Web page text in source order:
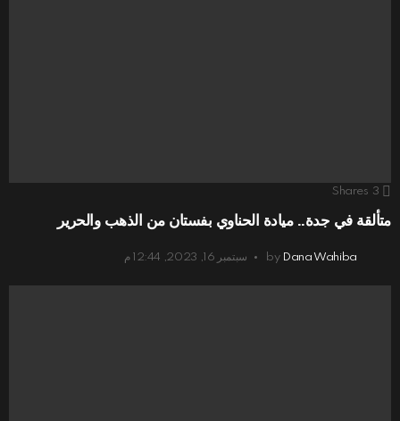
3
Shares
متألقة في جدة.. ميادة الحناوي بفستان من الذهب والحرير
by Dana Wahiba سبتمبر 16, 2023, 12:44 م